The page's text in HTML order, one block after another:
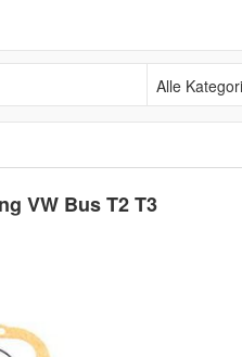
Alle Kategorien
VW Bus T2 T3